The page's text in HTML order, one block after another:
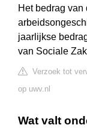
Het bedrag van
jaarlijkse
van Sociale
Verzoek tot
op uwv.nl
Wat valt